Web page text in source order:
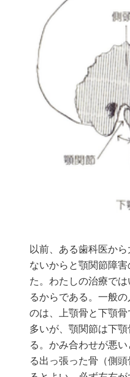
以前、ある歯科医か
ないからと顎関節障
た。わたしの治療で
るからである。一般
のは、上顎骨と下顎
多いが、顎関節は下
る。かみ合わせが悪
る出っ張った骨（側